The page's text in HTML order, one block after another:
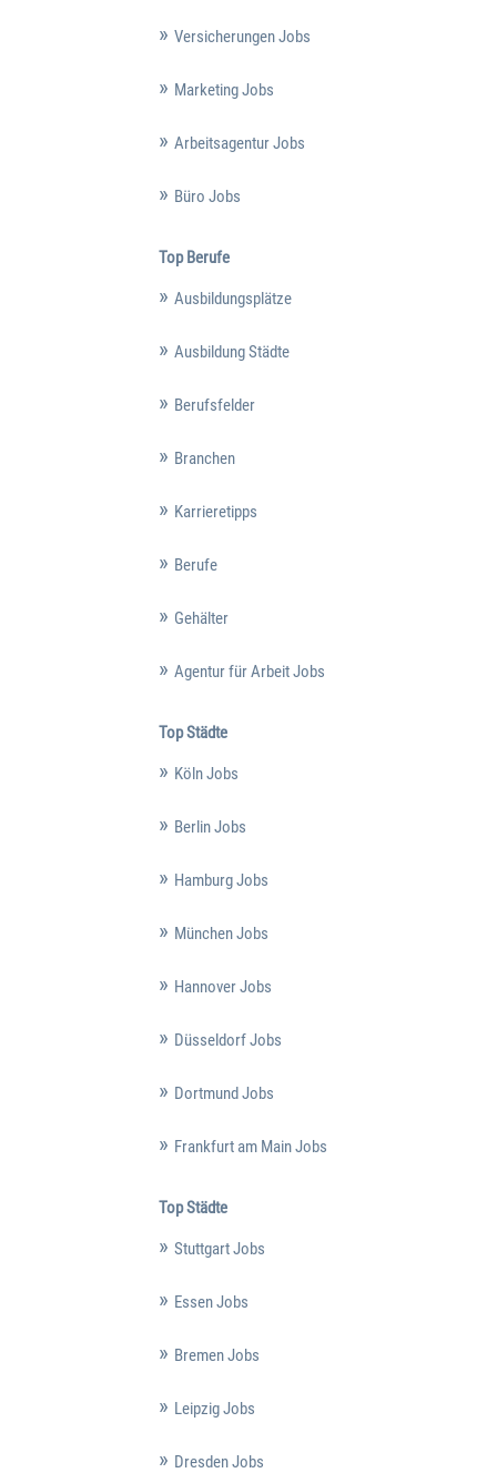
Versicherungen Jobs
Marketing Jobs
Arbeitsagentur Jobs
Büro Jobs
Top Berufe
Ausbildungsplätze
Ausbildung Städte
Berufsfelder
Branchen
Karrieretipps
Berufe
Gehälter
Agentur für Arbeit Jobs
Top Städte
Köln Jobs
Berlin Jobs
Hamburg Jobs
München Jobs
Hannover Jobs
Düsseldorf Jobs
Dortmund Jobs
Frankfurt am Main Jobs
Top Städte
Stuttgart Jobs
Essen Jobs
Bremen Jobs
Leipzig Jobs
Dresden Jobs